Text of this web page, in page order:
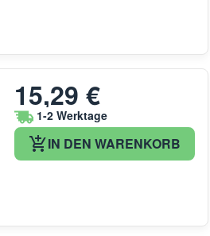
15,29 €
1-2 Werktage
IN DEN WARENKORB